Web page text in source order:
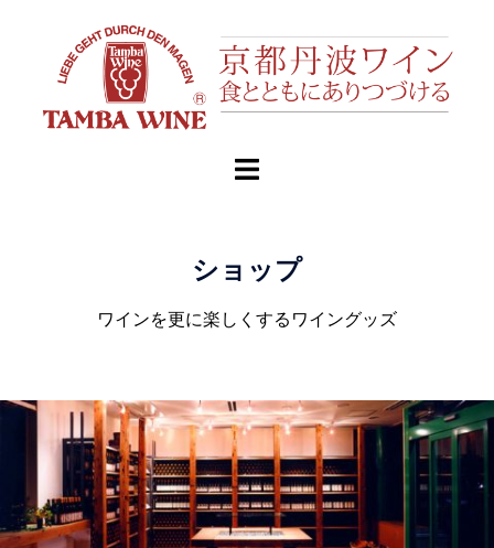
ショップ
ワインを更に楽しくするワイングッズ